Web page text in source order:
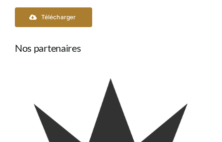
Télécharger
Nos partenaires